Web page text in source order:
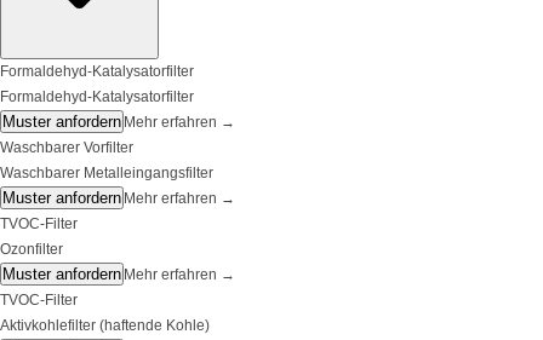
Formaldehyd-Katalysatorfilter
Formaldehyd-Katalysatorfilter
Muster anfordern Mehr erfahren →
Waschbarer Vorfilter
Waschbarer Metalleingangsfilter
Muster anfordern Mehr erfahren →
TVOC-Filter
Ozonfilter
Muster anfordern Mehr erfahren →
TVOC-Filter
Aktivkohlefilter (haftende Kohle)